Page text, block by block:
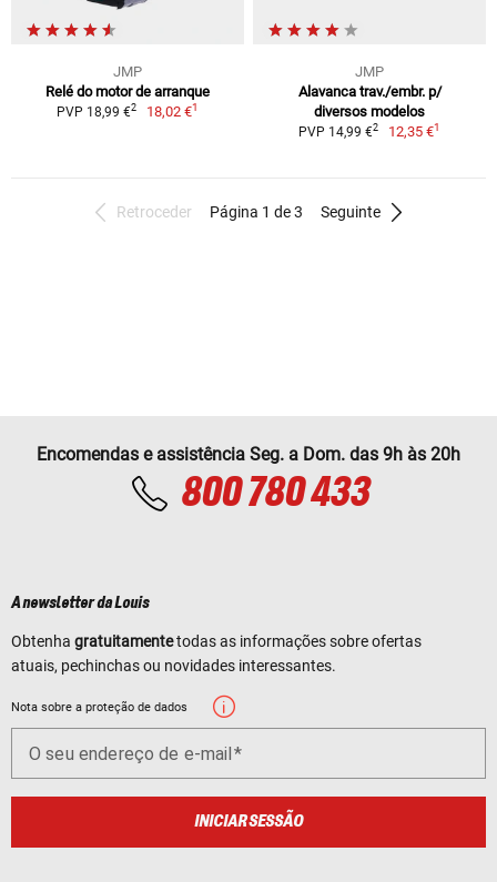
JMP
Relé do motor de arranque
PVP 18,99 €2 18,02 €1
JMP
Alavanca trav./embr. p/
diversos modelos
PVP 14,99 €2 12,35 €1
Retroceder Página 1 de 3 Seguinte
Encomendas e assistência Seg. a Dom. das 9h às 20h
800 780 433
A newsletter da Louis
Obtenha gratuitamentetodas as informações sobre ofertas
atuais, pechinchas ou novidades interessantes.
Nota sobre a proteção de dados
O seu endereço de e-mail
INICIAR SESSÃO